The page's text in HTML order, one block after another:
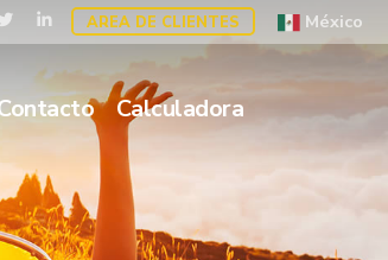
AREA DE CLIENTES México
Calculadora